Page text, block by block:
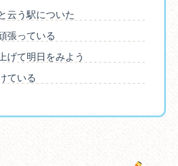
云う駅についた
張っている
げて明日をみよう
ている